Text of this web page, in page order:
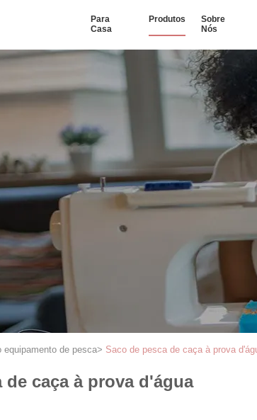
Para
Casa
Produtos
Sobre
Nós
equipamento de pesca> Saco de pesca de caça à prova
de caça à prova d'água